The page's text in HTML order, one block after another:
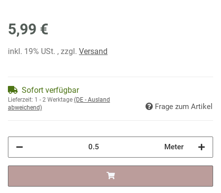
5,99 €
inkl. 19% USt. , zzgl. Versand
Sofort verfügbar
Lieferzeit: 1 - 2 Werktage (DE - Ausland
abweichend)
Frage zum Artikel
Meter